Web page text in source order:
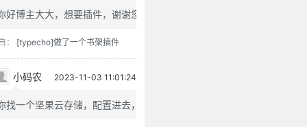
好博主大大，想要插件，谢谢您
： [typecho]做了一个书架插件
小码农 2023-11-03 11:01:24
找一个坚果云存储，配置进去，...